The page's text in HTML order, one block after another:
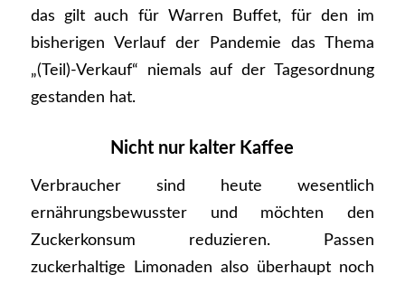
das gilt auch für Warren Buffet, für den im
bisherigen Verlauf der Pandemie das Thema
„(Teil)-Verkauf“ niemals auf der Tagesordnung
gestanden hat.
Nicht nur kalter Kaffee
Verbraucher sind heute wesentlich
ernährungsbewusster und möchten den
Zuckerkonsum reduzieren. Passen
zuckerhaltige Limonaden also überhaupt noch